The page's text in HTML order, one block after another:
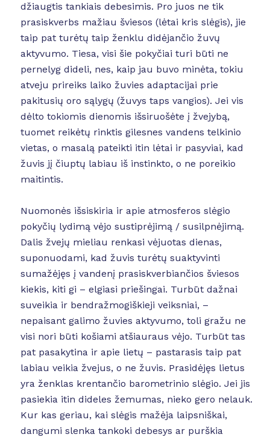
džiaugtis tankiais debesimis. Pro juos ne tik
prasiskverbs mažiau šviesos (lėtai kris slėgis), jie
taip pat turėtų taip ženklu didėjančio žuvų
aktyvumo. Tiesa, visi šie pokyčiai turi būti ne
pernelyg dideli, nes, kaip jau buvo minėta, tokiu
atveju prireiks laiko žuvies adaptacijai prie
pakitusių oro sąlygų (žuvys taps vangios). Jei vis
dėlto tokiomis dienomis išsiruošėte į žvejybą,
tuomet reikėtų rinktis gilesnes vandens telkinio
vietas, o masalą pateikti itin lėtai ir pasyviai, kad
žuvis jį čiuptų labiau iš instinkto, o ne poreikio
maitintis.
Nuomonės išsiskiria ir apie atmosferos slėgio
pokyčių lydimą vėjo sustiprėjimą / susilpnėjimą.
Dalis žvejų mieliau renkasi vėjuotas dienas,
suponuodami, kad žuvis turėtų suaktyvinti
sumažėjęs į vandenį prasiskverbiančios šviesos
kiekis, kiti gi – elgiasi priešingai. Turbūt dažnai
suveikia ir bendražmogiškieji veiksniai, –
nepaisant galimo žuvies aktyvumo, toli gražu ne
visi nori būti košiami atšiauraus vėjo. Turbūt tas
pat pasakytina ir apie lietų – pastarasis taip pat
labiau veikia žvejus, o ne žuvis. Prasidėjęs lietus
yra ženklas krentančio barometrinio slėgio. Jei jis
pasiekia itin dideles žemumas, nieko gero nelauk.
Kur kas geriau, kai slėgis mažėja laipsniškai,
dangumi slenka tankoki debesys ar purškia